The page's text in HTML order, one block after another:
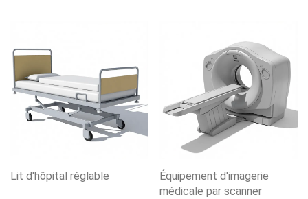
Lit d'hôpital réglable
Équipement d'imagerie
médicale par scanner